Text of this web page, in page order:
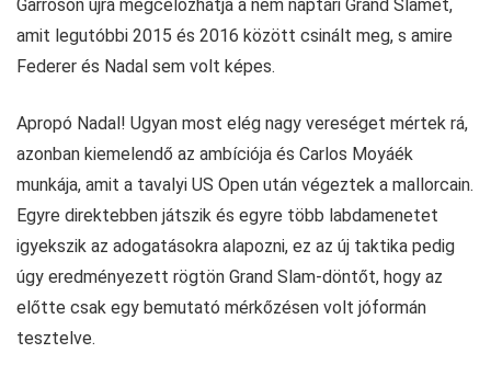
Garroson újra megcélozhatja a nem naptári Grand Slamet,
amit legutóbbi 2015 és 2016 között csinált meg, s amire
Federer és Nadal sem volt képes.
Apropó Nadal! Ugyan most elég nagy vereséget mértek rá,
azonban kiemelendő az ambíciója és Carlos Moyáék
munkája, amit a tavalyi US Open után végeztek a mallorcain.
Egyre direktebben játszik és egyre több labdamenetet
igyekszik az adogatásokra alapozni, ez az új taktika pedig
úgy eredményezett rögtön Grand Slam-döntőt, hogy az
előtte csak egy bemutató mérkőzésen volt jóformán
tesztelve.